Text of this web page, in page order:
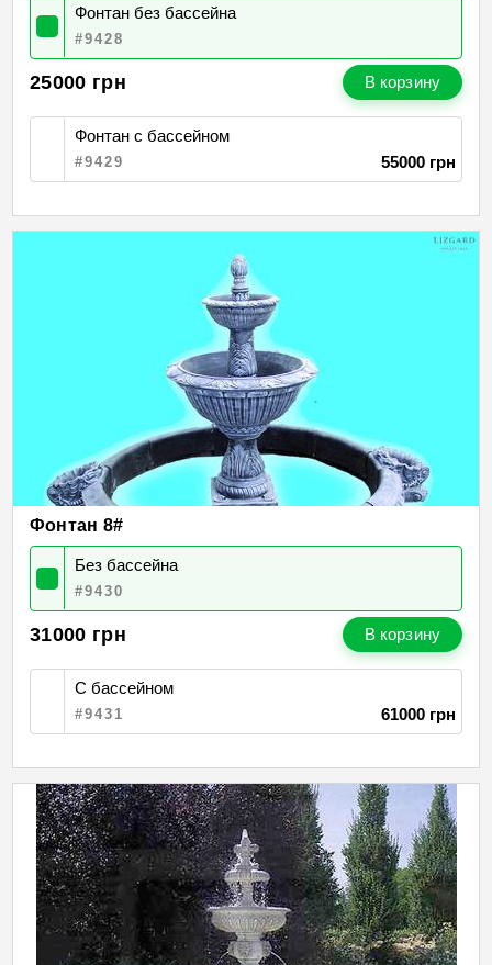
Фонтан без бассейна
#9428
25000 грн В корзину
Фонтан с бассейном
#9429 55000 грн
Фонтан 8#
Без бассейна
#9430
31000 грн В корзину
С бассейном
#9431 61000 грн